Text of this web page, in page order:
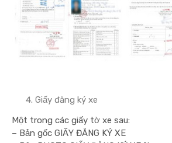
Giấy đăng ký xe
Một trong các giấy tờ xe sau:
– Bản gốc GIẤY ĐĂNG KÝ XE